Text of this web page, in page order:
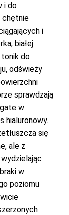
i do
chętnie
i
białej
do
odświeży
sprawdzają
w
hialuronowy.
się
ale z
w
poziomu